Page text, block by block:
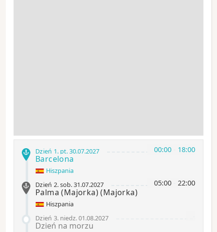
00:00 18:00
Dzień 1. pt.30.07.2027
Barcelona
Hiszpania
05:00 22:00
Dzień 2.sob.31.07.2027
Palma (Majorka)(Majorka)
Hiszpania
Dzień 3. niedz.01.08.2027
Dzień na morzu